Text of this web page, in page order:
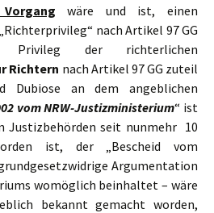
wäre und ist, einen
nach Artikel 97 GG
Privileg der richterlichen
Richtern nach Artikel 97 GG zuteil
Dubiose an dem angeblichen
vom NRW-Justizministerium“ ist
Justizbehörden seit nunmehr 10
ist, der „Bescheid vom
grundgesetzwidrige Argumentation
womöglich beinhaltet – wäre
bekannt gemacht worden,